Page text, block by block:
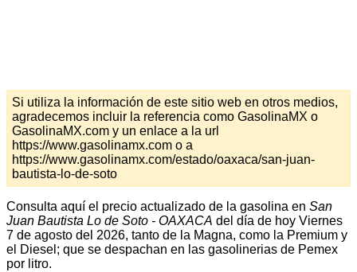
Si utiliza la información de este sitio web en otros medios,
agradecemos incluir la referencia como GasolinaMX o
GasolinaMX.com y un enlace a la url
https://www.gasolinamx.com o a
https://www.gasolinamx.com/estado/oaxaca/san-juan-
bautista-lo-de-soto
Consulta aquí el precio actualizado de la gasolina en San
Juan Bautista Lo de Soto - OAXACA del día de hoy Viernes
7 de agosto del 2026, tanto de la Magna, como la Premium y
el Diesel; que se despachan en las gasolinerias de Pemex
por litro.